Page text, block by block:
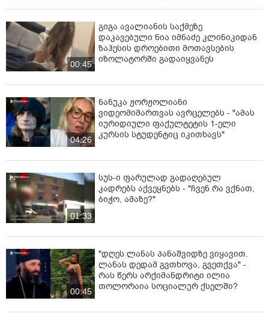
ცოტა ხნის წინ ვიდეო გამოქვეყნა “ფედერალისტების”
ერთ-ერთმა ლიდერმა თამარ ჩერგოლეიშვილმაც,
სადაც ჩანს,რომ სასამართლოდან დაურეკეს და
მამუკა მდინარაძისა და თეა წულუკიანის
ჩერგოლეიშვილი არ აპირებს სასამართლოში
გამოცხადებას, ოფიციალური დოკუმენტის
წარდგენამდე, სადაც განმარტებული იქნება
დაბარების ოფიციალური მიზეზები.
ჟურნალისტი დეა მამისეიშვილი კი აცხადებს, რომ ის
სასამართლოში უმრავლესობის ლიდერის, მამუკა
მდინარაძის შეურაცხყოფის გამოა დაბარებული.
“ხვალ სასამართლოში მიბარებენ, რადგან მამუკას
ვაწყენინე. მამუკა მდინარაძემ იგრძნო თავი
დასძენს, რომ უჩივიან 25 თებერვლის პოსტის გამო.
ასევე, ტელეწამყვან ეკა მიშველაძის განმარტებით, მას
სასამართლოდან არავინ შეხმიანებია, თუმცა
00:45
გიგა ავალიანის საქმეზე
დაკავებული ნია იმნაძე კლინიკიდან
ზაჰესის დროებითი მოთავსების
იზოლატორში გადაიყვანეს
04:26
ნანუკა ჟორჟოლიანი
ვიდეომიმართვას ავრცელებს - "ამას
იურიდიული ფაქულტეტის 1-ელი
კურსის სტუდენტიც იკითხავს"
01:33
სუს-ი ფარულად გადაღებულ
კადრებს აქვეყნებს - "ჩვენ რა ვქნათ,
ბიჭო, ამაზე?"
00:45
"დღეს ლანას პანაშვიდზე ვიყავით.
ლანას დედამ გვთხოვა, გვეთქვა" -
რას წერს არქიმანდრიტი ილია
თოლორაია სოციალურ ქსელში?